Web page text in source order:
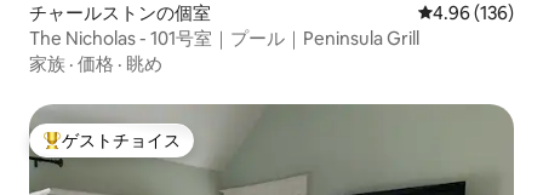
チャールストンの個室 レビュー136
4.96 (136)
The Nicholas - 101号室｜プール｜Peninsula Grill
家族 · 価格 · 眺め
大好評のゲストチョイスです。
ゲストチョイス